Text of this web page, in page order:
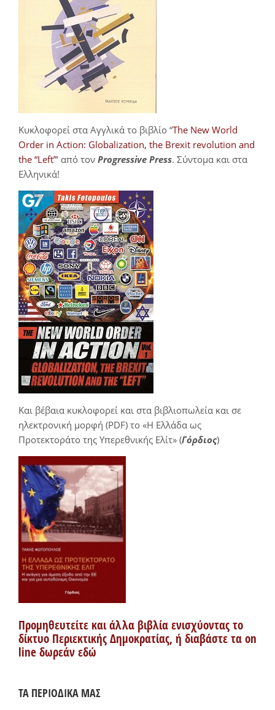
Κυκλοφορεί στα Αγγλικά το βιβλίο “The New World
Order in Action: Globalization, the Brexit revolution and
the “Left”‘ από τον Progressive Press. Σύντομα και στα
Ελληνικά!
Και βέβαια κυκλοφορεί και στα βιβλιοπωλεία και σε
ηλεκτρονική μορφή (PDF) το «Η Ελλάδα ως
Προτεκτοράτο της Υπερεθνικής Ελίτ» (Γόρδιος)
Προμηθευτείτε και άλλα βιβλία ενισχύοντας το
δίκτυο Περιεκτικής Δημοκρατίας, ή διαβάστε τα on
line δωρεάν εδώ
ΤΑ ΠΕΡΙΟΔΙΚΑ ΜΑΣ